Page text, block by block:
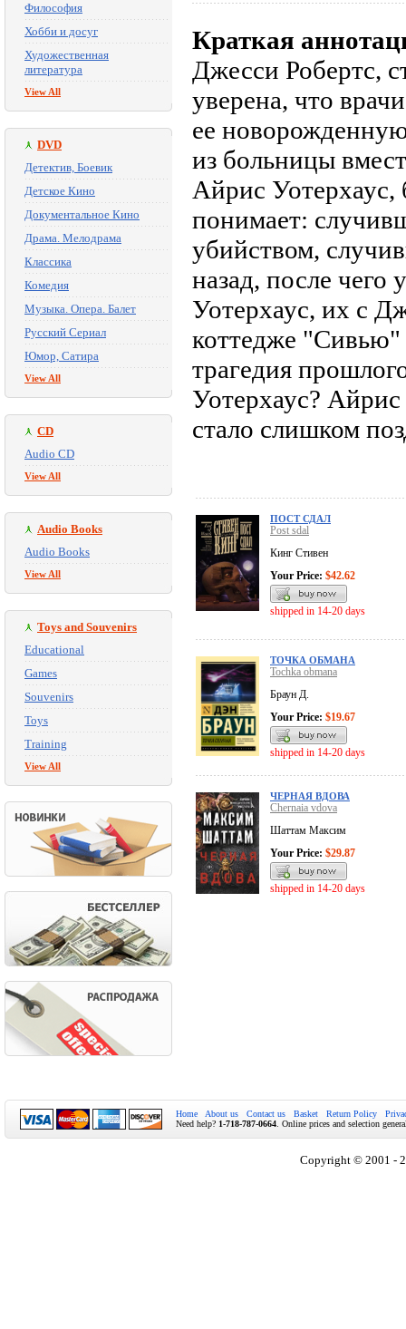
Философия
Хобби и досуг
Художественная
литература
View All
DVD
Детектив, Боевик
Детское Кино
Документальное Кино
Драма. Мелодрама
Классика
Комедия
Музыка. Опера. Балет
Русский Сериал
Юмор, Сатира
View All
CD
Audio CD
View All
Audio Books
Audio Books
View All
Toys and Souvenirs
Educational
Games
Souvenirs
Toys
Training
View All
Краткая
Джесси Робертс,
уверена, что
ее
из больницы
Айрис Уотерхаус,
понимает:
убийством,
назад, после
Уотерхаус, их с
коттедже "Сивью"
трагедия
Уотерхаус?
стало слишком
ПОСТ СДАЛ
Post sdal
Кинг Стивен
Your Price: $42.62
shipped in 14-20 days
ТОЧКА ОБМАНА
Tochka obmana
Браун Д.
Your Price: $19.67
shipped in 14-20 days
ЧЕРНАЯ ВДОВА
Chernaia vdova
Шаттам Максим
Your Price: $29.87
shipped in 14-20 days
Home About us Contact us Basket Return Policy
Need help? 1-718-787-0664 . Online prices and selection
Copyright © 2001 -